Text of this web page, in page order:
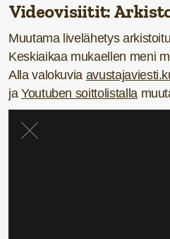
Videovisiitit:
Muutama livelähetys
Keskiaikaa mukaellen meni
Alla valokuvia
ja Youtuben soittolistalla